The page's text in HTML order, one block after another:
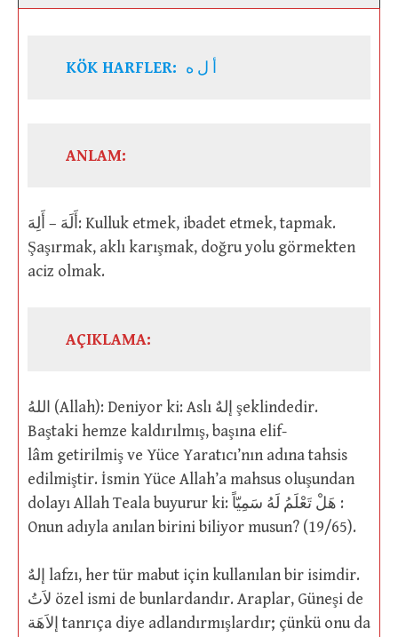
KÖK HARFLER: أ ل ه
ANLAM:
أَلَهَ – أَلِهَ: Kulluk etmek, ibadet etmek, tapmak.
Şaşırmak, aklı karışmak, doğru yolu görmekten
aciz olmak.
AÇIKLAMA:
اللهُ (Allah): Deniyor ki: Aslı إلهٌ şeklindedir.
Baştaki hemze kaldırılmış, başına elif-
lâm getirilmiş ve Yüce Yaratıcı’nın adına tahsis
edilmiştir. İsmin Yüce Allah’a mahsus oluşundan
dolayı Allah Teala buyurur ki: هَلْ تَعْلَمُ لَهُ سَمِيّاً :
Onun adıyla anılan birini biliyor musun? (19/65).
إلهٌ lafzı, her tür mabut için kullanılan bir isimdir.
لاَتُ özel ismi de bunlardandır. Araplar, Güneşi de
إلاَهَة tanrıça diye adlandırmışlardır; çünkü onu da